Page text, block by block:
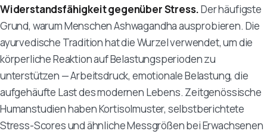
Widerstandsfähigkeit gegenüber Stress.Der häufigste
Grund, warum Menschen Ashwagandha ausprobieren. Die
ayurvedische Tradition hat die Wurzel verwendet, um die
körperliche Reaktion auf Belastungsperioden zu
unterstützen — Arbeitsdruck, emotionale Belastung, die
aufgehäufte Last des modernen Lebens. Zeitgenössische
Humanstudien haben Kortisolmuster, selbstberichtete
Stress-Scores und ähnliche Messgrößen bei Erwachsenen